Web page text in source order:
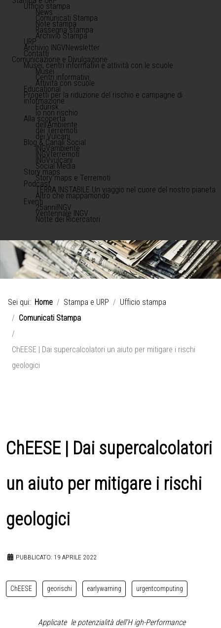
Ufficio stampa
News
Comunicati Stampa
Note stampa
Rassegna stampa
Archivio Stampa
URP
Archivio INGVNewsletter
Contatti
Comunicazione e Divulgazione
Musei, centri informativi e attività con le scuole
Musei
Centri informativi
Attività con scuole
Educational
Progetti per la riduzione del rischio e campagne di
informazione
Edurisk
Io non rischio
Alla scoperta
dell'Ambiente
dei Terremoti
dei Vulcani
Blog & Canali Social
INGVambiente
INGVterremoti
INGVvulcani
Social Media
Story maps
Story maps e Terremoti
Podcast
TERRA INSTABILE Un viaggio nel cuore del nostro pianeta
Altro che mappamondo
Eventi
25anniINGV
Ventennale INGV
Notte dei Ricercatori
Sei qui: Home Stampa e URP
Ufficio stampa
Comunicati Stampa
ChEESE | Dai supercalcolatori un aiuto per mitigare i rischi
geologici
ChEESE | Dai supercalcolatori
un aiuto per mitigare i rischi
geologici
PUBBLICATO: 19 APRILE 2022
ChEESE georischi earlywarning urgentcomputing
Applicate le potenzialità dell’H igh-Performance